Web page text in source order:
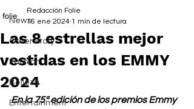
News
Cover Story
Fashion
Belleza
Entertainment
Las 8 estrellas mejor
vestidas en los EMMY
2024
Redacción Folie
16 ene 2024 1 min de lectura
En la 75ª edición de los premios Emmy